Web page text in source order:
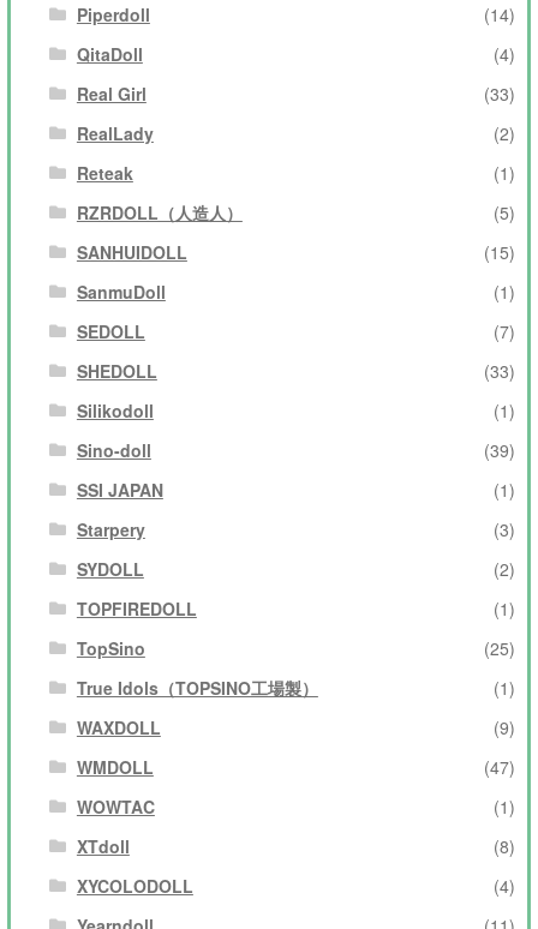
Piperdoll
(14)
QitaDoll
(4)
Real Girl
(33)
RealLady
(2)
Reteak
(1)
RZRDOLL（人造人）
(5)
SANHUIDOLL
(15)
SanmuDoll
(1)
SEDOLL
(7)
SHEDOLL
(33)
Silikodoll
(1)
Sino-doll
(39)
SSI JAPAN
(1)
Starpery
(3)
SYDOLL
(2)
TOPFIREDOLL
(1)
TopSino
(25)
True Idols（TOPSINO工場製）
(1)
WAXDOLL
(9)
WMDOLL
(47)
WOWTAC
(1)
XTdoll
(8)
XYCOLODOLL
(4)